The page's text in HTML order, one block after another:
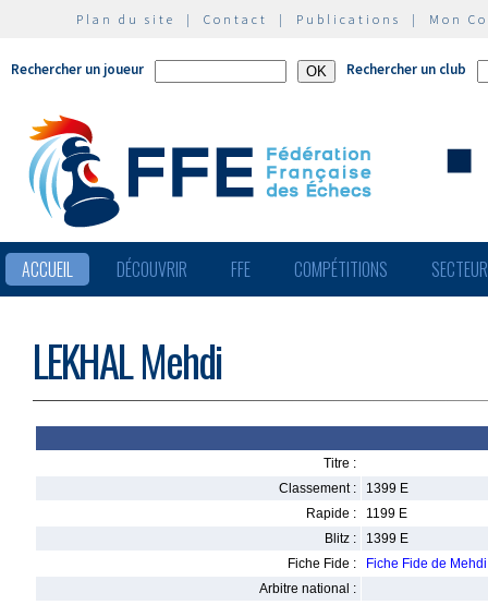
Plan du site | Contact | Publications | Mon
Rechercher un joueur Rechercher un club
ACCUEIL DÉCOUVRIR FFE COMPÉTITIONS
LEKHAL Mehdi
Titre :
Classement :
1399 E
Rapide :
1199 E
Blitz :
1399 E
Fiche Fide :
Fiche Fide de
Arbitre national :